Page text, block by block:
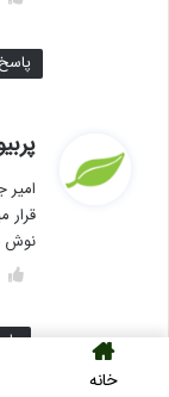
پاسخ
امیر
قرار
نوش
خانه